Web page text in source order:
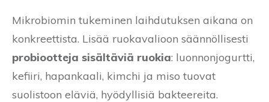
Mikrobiomin tukeminen laihdutuksen aikana on
konkreettista. Lisää ruokavalioon säännöllisesti
probiootteja sisältäviä ruokia: luonnonjogurtti,
kefiiri, hapankaali, kimchi ja miso tuovat
suolistoon eläviä, hyödyllisiä bakteereita.